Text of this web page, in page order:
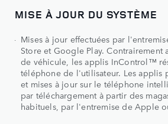
MISE À JOUR DU SYSTÈME
Mises à jour effectuées par
Store et Google Play. Contrairement
de véhicule, les applis InControl™
téléphone de l'utilisateur. Les applis
et mises à jour sur le téléphone
par téléchargement à partir des
habituels, par l'entremise de Apple